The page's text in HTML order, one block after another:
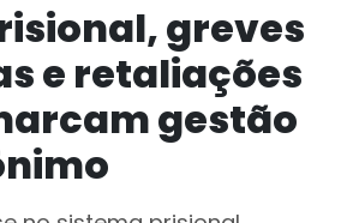
greves
e retaliações
gestão